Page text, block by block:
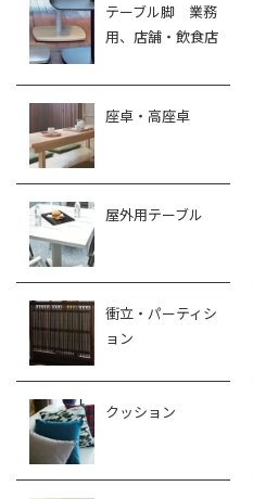
テーブル脚 業務
用、店舗・飲食店
座卓・高座卓
屋外用テーブル
衝立・パーティシ
ョン
クッション